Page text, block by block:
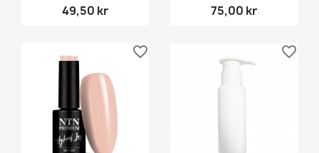
49,50 kr 75,00 kr
favorite_border favorite_border